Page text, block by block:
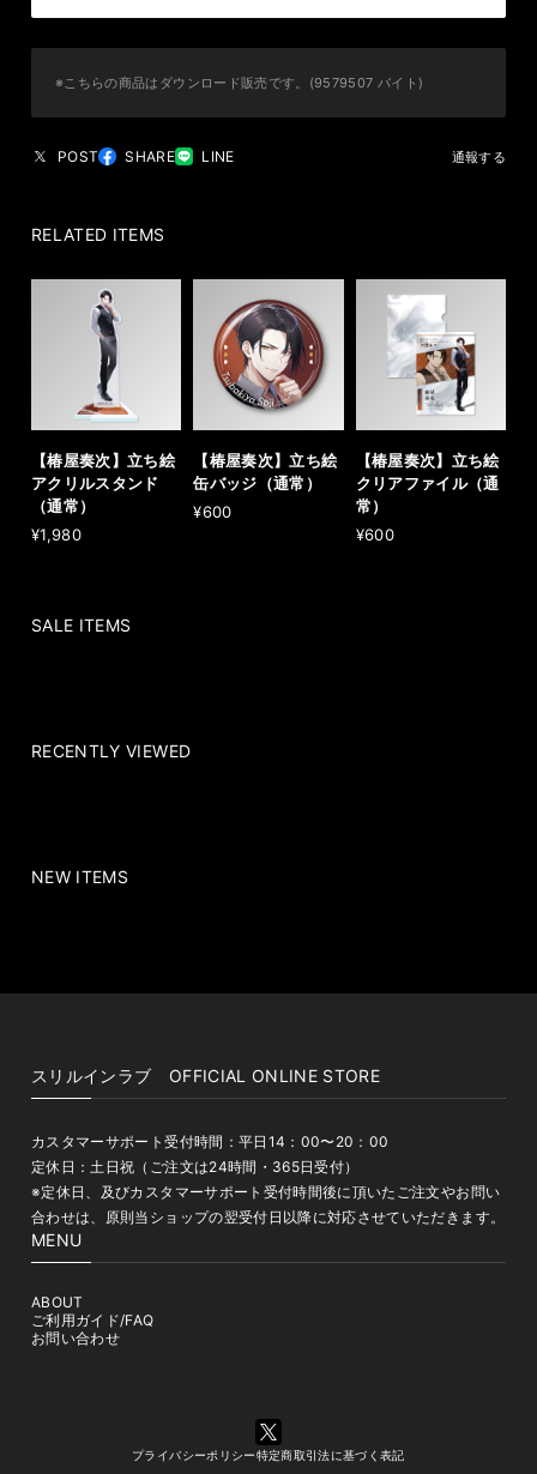
※こちらの商品はダウンロード販売です。(9579507 バイト)
POST SHARE LINE 通報する
RELATED ITEMS
【椿屋奏次】立ち絵
アクリルスタンド
（通常）
¥1,980
【椿屋奏次】立ち絵
缶バッジ（通常）
¥600
【椿屋奏次】立ち絵
クリアファイル（通
常）
¥600
SALE ITEMS
RECENTLY VIEWED
NEW ITEMS
スリルインラブ OFFICIAL ONLINE STORE
カスタマーサポート受付時間：平日14：00〜20：00
定休日：土日祝（ご注文は24時間・365日受付）
※定休日、及びカスタマーサポート受付時間後に頂いたご注文やお問い
合わせは、原則当ショップの翌受付日以降に対応させていただきます。
MENU
ABOUT
ご利用ガイド/FAQ
お問い合わせ
プライバシーポリシー特定商取引法に基づく表記